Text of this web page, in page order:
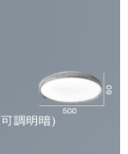
人之同意方可使用
失，本公司不負相關責
用戶狀況，依本公司即
，本公司將視審查結果